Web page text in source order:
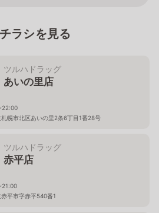
ラシを見る
ツルハドラッグ
あいの里店
22:00
札幌市北区あいの里2条6丁目1番28号
ツルハドラッグ
赤平店
21:00
平市字赤平540番1